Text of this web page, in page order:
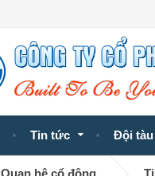
Tin tức Đội tàu